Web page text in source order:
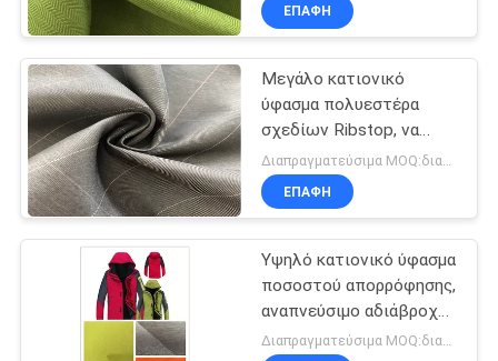
ΈΛΕΓΧΟΣ
ΜΑΣ
ΕΛΆΤΕ
ΣΕ
ΕΠΑΦΉ
ΜΕ
ΕΙΔΉΣΕΙΣ
ΕΠΑΦΉ
Μεγάλο κατιονικό
ύφασμα πολυεστέρα
σχεδίων Ribstop, να
κάνει σκι αδιάβροχο
αναπνεύσιμο ύφασμα
ένδυσης
ΕΠΑΦΉ
Υψηλό κατιονικό ύφασμα
ποσοστού απορρόφησης,
αναπνεύσιμο αδιάβροχο
ύφασμα μεμβρανών
Διαπραγματεύσιμα MOQ:διαπραγμάτευση